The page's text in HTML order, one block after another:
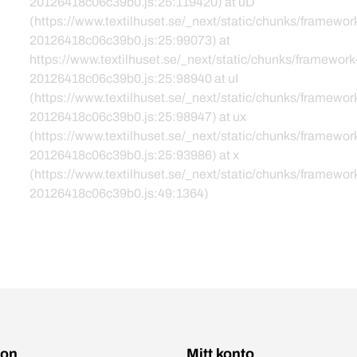
(https://www.textilhuset.se/_next/static/chunks/
20126418c06c39b0.js:25:99073) at
https://www.textilhuset.se/_next/static/chunks/
20126418c06c39b0.js:25:98940 at uI
(https://www.textilhuset.se/_next/static/chunks/
20126418c06c39b0.js:25:98947) at ux
(https://www.textilhuset.se/_next/static/chunks/
20126418c06c39b0.js:25:93986) at x
(https://www.textilhuset.se/_next/static/chunks/
20126418c06c39b0.js:49:1364)